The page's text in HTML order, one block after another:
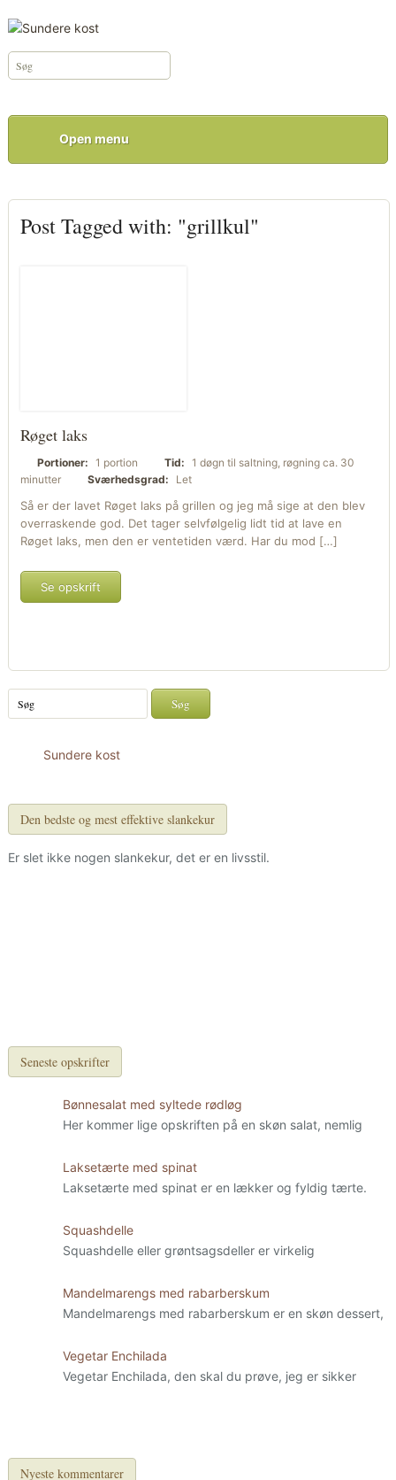
Open menu
Post Tagged with: "grillkul"
Røget laks
Portioner: 1 portion Tid: 1 døgn til saltning, røgning ca. 30
minutter
Sværhedsgrad: Let
Så er der lavet Røget laks på grillen og jeg må sige at den blev
overraskende god. Det tager selvfølgelig lidt tid at lave en
Røget laks, men den er ventetiden værd. Har du mod […]
Se opskrift
Sundere kost
Den bedste og mest effektive slankekur
Er slet ikke nogen slankekur, det er en livsstil.
Seneste opskrifter
Bønnesalat med syltede rødløg
Her kommer lige opskriften på en skøn salat, nemlig
Laksetærte med spinat
Laksetærte med spinat er en lækker og fyldig tærte.
Squashdelle
Squashdelle eller grøntsagsdeller er virkelig
Mandelmarengs med rabarberskum
Mandelmarengs med rabarberskum er en skøn dessert,
Vegetar Enchilada
Vegetar Enchilada, den skal du prøve, jeg er sikker
Nyeste kommentarer